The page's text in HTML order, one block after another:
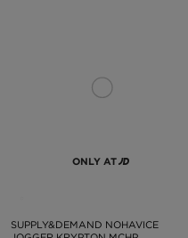
ONLY AT
SUPPLY&DEMAND NOHAVICE